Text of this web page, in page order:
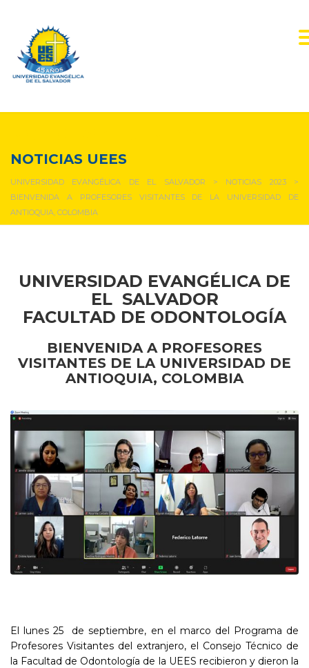
NOTICIAS UEES
UNIVERSIDAD EVANGÉLICA DE EL SALVADOR > NOTICIAS 2023>
BIENVENIDA A PROFESORES VISITANTES DE LA UNIVERSIDAD DE
ANTIOQUIA, COLOMBIA
UNIVERSIDAD EVANGÉLICA DE
EL SALVADOR
FACULTAD DE ODONTOLOGÍA
BIENVENIDA A PROFESORES
VISITANTES DE LA UNIVERSIDAD DE
ANTIOQUIA, COLOMBIA
El lunes 25 de septiembre, en el marco del Programa de
Profesores Visitantes del extranjero, el Consejo Técnico de
la Facultad de Odontología de la UEES recibieron y dieron la